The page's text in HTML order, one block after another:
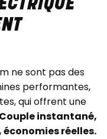
ne sont pas des
performantes,
qui offrent une
Couple instantané,
réelles.